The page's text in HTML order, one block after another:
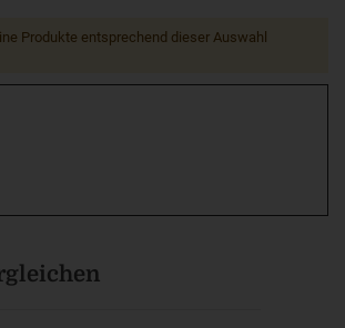
Produkte entsprechend dieser Auswahl